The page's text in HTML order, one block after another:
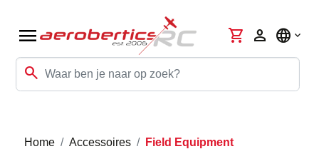
menu
search
shopping_cart person language
Home Accessoires Field Equipment